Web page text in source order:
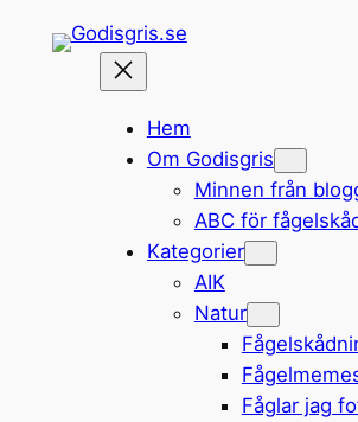
Hem
Om Godisgris
Minnen från
ABC för
Kategorier
AIK
Natur
Fåglar jag